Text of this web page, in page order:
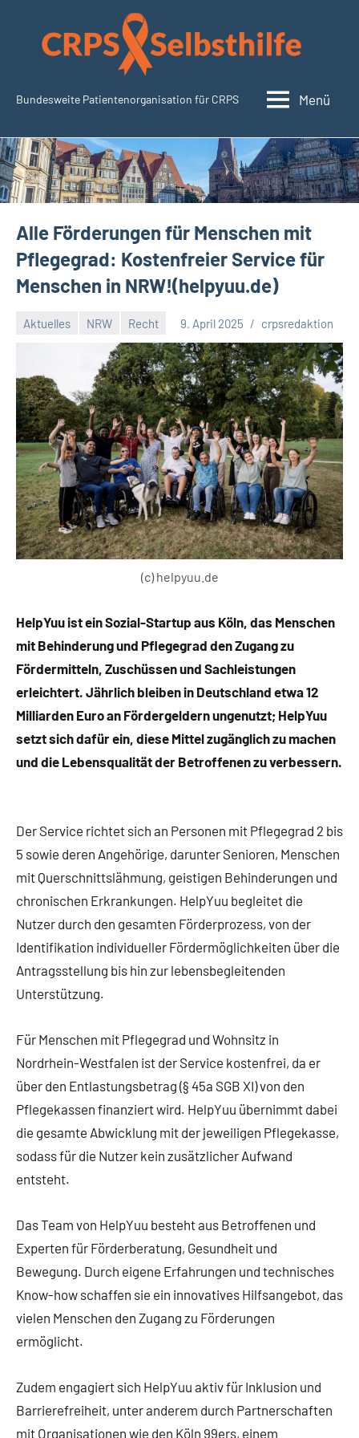
springen
SudeckSelbsthilfe.org
Bundesweite Patientenorganisation für CRPS Menü
Alle Förderungen für Menschen mit
Pflegegrad: Kostenfreier Service für
Menschen in NRW!(helpyuu.de)
Aktuelles NRW Recht 9. April 2025 crpsredaktion
(c) helpyuu.de
HelpYuu ist ein Sozial-Startup aus Köln, das Menschen
mit Behinderung und Pflegegrad den Zugang zu
Fördermitteln, Zuschüssen und Sachleistungen
erleichtert. Jährlich bleiben in Deutschland etwa 12
Milliarden Euro an Fördergeldern ungenutzt; HelpYuu
setzt sich dafür ein, diese Mittel zugänglich zu machen
und die Lebensqualität der Betroffenen zu verbessern.
Der Service richtet sich an Personen mit Pflegegrad 2 bis
5 sowie deren Angehörige, darunter Senioren, Menschen
mit Querschnittslähmung, geistigen Behinderungen und
chronischen Erkrankungen. HelpYuu begleitet die
Nutzer durch den gesamten Förderprozess, von der
Identifikation individueller Fördermöglichkeiten über die
Antragsstellung bis hin zur lebensbegleitenden
Unterstützung.
Für Menschen mit Pflegegrad und Wohnsitz in
Nordrhein-Westfalen ist der Service kostenfrei, da er
über den Entlastungsbetrag (§ 45a SGB XI) von den
Pflegekassen finanziert wird. HelpYuu übernimmt dabei
die gesamte Abwicklung mit der jeweiligen Pflegekasse,
sodass für die Nutzer kein zusätzlicher Aufwand
entsteht.
Das Team von HelpYuu besteht aus Betroffenen und
Experten für Förderberatung, Gesundheit und
Bewegung. Durch eigene Erfahrungen und technisches
Know-how schaffen sie ein innovatives Hilfsangebot, das
vielen Menschen den Zugang zu Förderungen
ermöglicht.
Zudem engagiert sich HelpYuu aktiv für Inklusion und
Barrierefreiheit, unter anderem durch Partnerschaften
mit Organisationen wie den Köln 99ers, einem